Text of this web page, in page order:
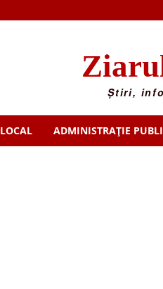
Știri,
LOCAL ADMINISTRAȚIE